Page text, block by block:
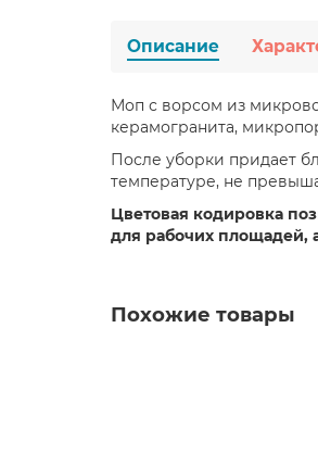
Описание
Моп с ворсом из
керамогранита,
После уборки придает
температуре, не
Цветовая кодировка
для рабочих площадей,
Похожие товары